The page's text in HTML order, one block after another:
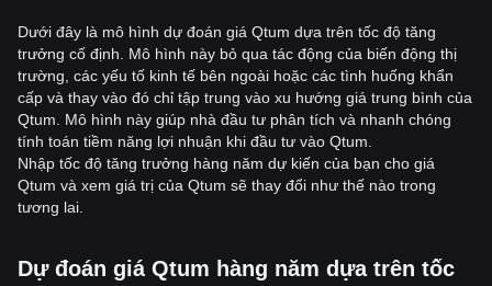
Dưới đây là mô hình dự đoán giá Qtum dựa trên tốc độ tăng
trưởng cố định. Mô hình này bỏ qua tác động của biến động thị
trường, các yếu tố kinh tế bên ngoài hoặc các tình huống khẩn
cấp và thay vào đó chỉ tập trung vào xu hướng giá trung bình của
Qtum. Mô hình này giúp nhà đầu tư phân tích và nhanh chóng
tính toán tiềm năng lợi nhuận khi đầu tư vào Qtum.
Nhập tốc độ tăng trưởng hàng năm dự kiến của bạn cho giá
Qtum và xem giá trị của Qtum sẽ thay đổi như thế nào trong
tương lai.
Dự đoán giá Qtum hàng năm dựa trên tốc